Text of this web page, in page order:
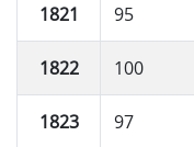
1821 95
1822 100
1823 97